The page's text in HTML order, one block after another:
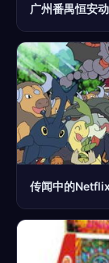
广州番禺恒安